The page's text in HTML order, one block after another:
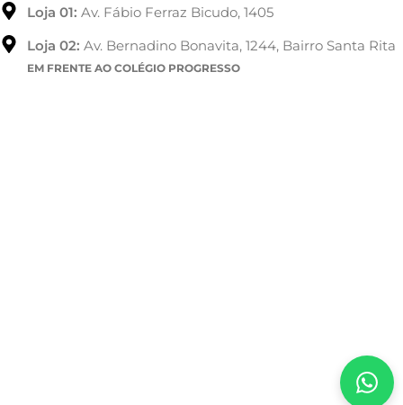
Loja 01: Av. Fábio Ferraz Bicudo, 1405
Loja 02: Av. Bernadino Bonavita, 1244, Bairro Santa Rita
EM FRENTE AO COLÉGIO PROGRESSO